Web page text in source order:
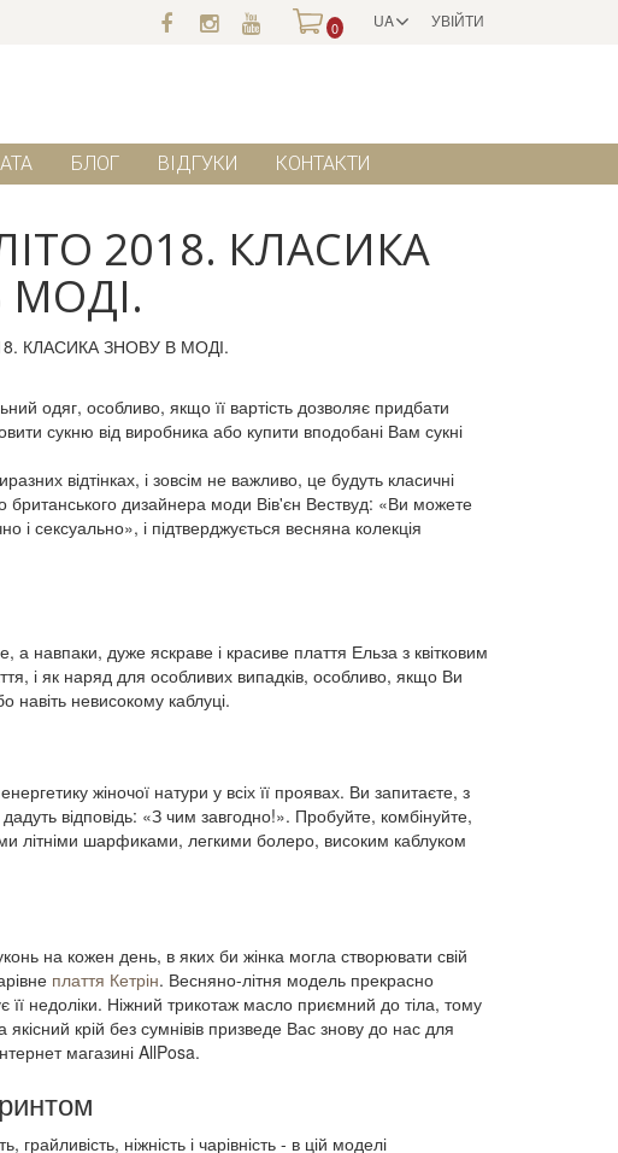
УВІЙТИ
UA
0
БЛОГ ВІДГУКИ КОНТАКТИ
2018. КЛАСИКА
одяг, особливо, якщо її вартість дозволяє придбати
сукню від виробника або купити вподобані Вам сукні
відтінках, і зовсім не важливо, це будуть класичні
британського дизайнера моди Вів'єн Вествуд: «Ви можете
сексуально», і підтверджується весняна колекція
навпаки, дуже яскраве і красиве плаття Ельза з квітковим
і як наряд для особливих випадків, особливо, якщо Ви
навіть невисокому каблуці.
жіночої натури у всіх її проявах. Ви запитаєте, з
дадуть відповідь: «З чим завгодно!». Пробуйте, комбінуйте,
літніми шарфиками, легкими болеро, високим каблуком
на кожен день, в яких би жінка могла створювати свій
плаття Кетрін. Весняно-літня модель прекрасно
її недоліки. Ніжний трикотаж масло приємний до тіла, тому
крій без сумнівів призведе Вас знову до нас для
магазині AllPosa.
грайливість, ніжність і чарівність - в цій моделі